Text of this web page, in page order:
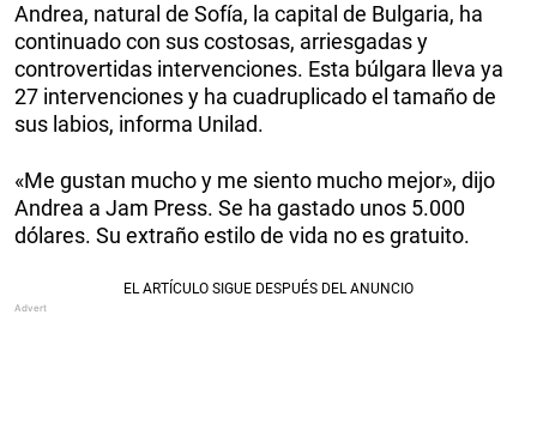
Andrea, natural de Sofía, la capital de Bulgaria, ha
continuado con sus costosas, arriesgadas y
controvertidas intervenciones. Esta búlgara lleva ya
27 intervenciones y ha cuadruplicado el tamaño de
sus labios, informa Unilad.
«Me gustan mucho y me siento mucho mejor», dijo
Andrea a Jam Press. Se ha gastado unos 5.000
dólares. Su extraño estilo de vida no es gratuito.